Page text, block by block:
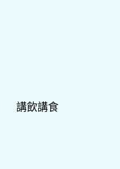
講飲講食